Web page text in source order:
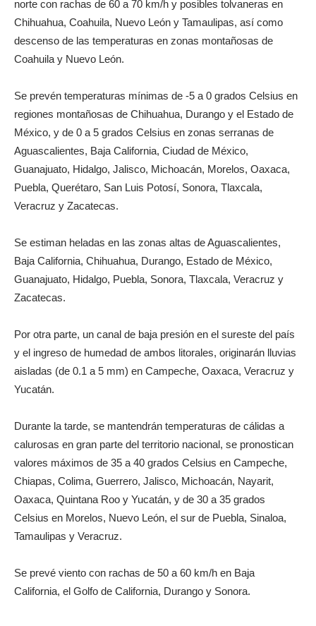
norte con rachas de 60 a 70 km/h y posibles tolvaneras en
Chihuahua, Coahuila, Nuevo León y Tamaulipas, así como
descenso de las temperaturas en zonas montañosas de
Coahuila y Nuevo León.
Se prevén temperaturas mínimas de -5 a 0 grados Celsius en
regiones montañosas de Chihuahua, Durango y el Estado de
México, y de 0 a 5 grados Celsius en zonas serranas de
Aguascalientes, Baja California, Ciudad de México,
Guanajuato, Hidalgo, Jalisco, Michoacán, Morelos, Oaxaca,
Puebla, Querétaro, San Luis Potosí, Sonora, Tlaxcala,
Veracruz y Zacatecas.
Se estiman heladas en las zonas altas de Aguascalientes,
Baja California, Chihuahua, Durango, Estado de México,
Guanajuato, Hidalgo, Puebla, Sonora, Tlaxcala, Veracruz y
Zacatecas.
Por otra parte, un canal de baja presión en el sureste del país
y el ingreso de humedad de ambos litorales, originarán lluvias
aisladas (de 0.1 a 5 mm) en Campeche, Oaxaca, Veracruz y
Yucatán.
Durante la tarde, se mantendrán temperaturas de cálidas a
calurosas en gran parte del territorio nacional, se pronostican
valores máximos de 35 a 40 grados Celsius en Campeche,
Chiapas, Colima, Guerrero, Jalisco, Michoacán, Nayarit,
Oaxaca, Quintana Roo y Yucatán, y de 30 a 35 grados
Celsius en Morelos, Nuevo León, el sur de Puebla, Sinaloa,
Tamaulipas y Veracruz.
Se prevé viento con rachas de 50 a 60 km/h en Baja
California, el Golfo de California, Durango y Sonora.